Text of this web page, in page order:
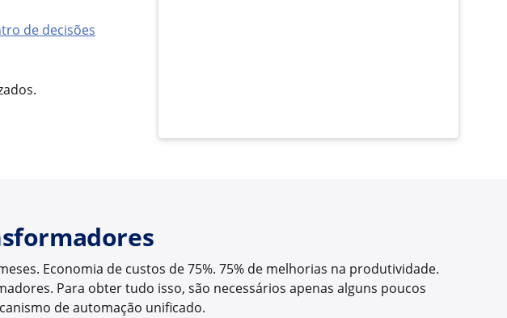
de decisões
Economia de custos de 75%. 75% de melhorias na produtividade.
Para obter tudo isso, são necessários apenas alguns poucos
de automação unificado.